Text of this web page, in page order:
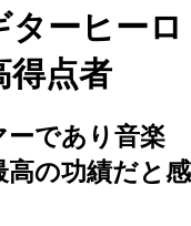
ーヒーロ
得点者
であり音楽
の功績だと感